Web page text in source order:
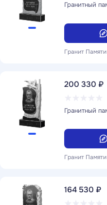
Гранит Памяти
200 330 ₽
Гранит Памяти
164 530 ₽